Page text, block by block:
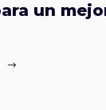
un